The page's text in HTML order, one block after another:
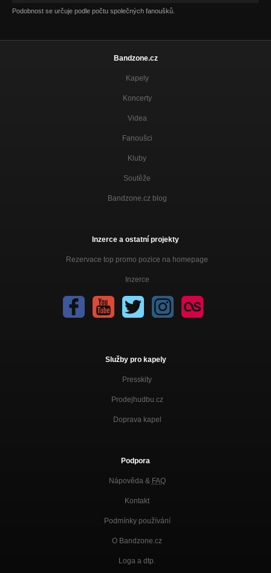
Podobnost se určuje podle počtu společných fanoušků.
Bandzone.cz
Kapely
Koncerty
Videa
Fanoušci
Kluby
Soutěže
Bandzone.cz blog
Inzerce a ostatní projekty
Rezervace top promo pozice na homepage
Inzerce
Služby pro kapely
Presskity
Prodejhudbu.cz
Doprava kapel
Podpora
Nápověda & FAQ
Kontakt
Podmínky používání
O Bandzone.cz
Loga a dtp.